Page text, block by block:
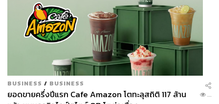
BUSINESS / BUSINESS
ยอดขายครึ่งปีแรก Cafe Amazon โตทะลุสถิติ 117 ล้าน
...